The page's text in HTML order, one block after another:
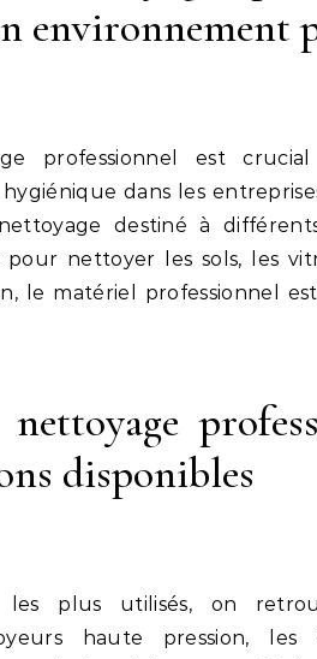
environnement
professionnel est
dans les
destiné à
pour nettoyer les sols, les
le matériel professionnel
disponibles
les plus utilisés, on
haute pression, les